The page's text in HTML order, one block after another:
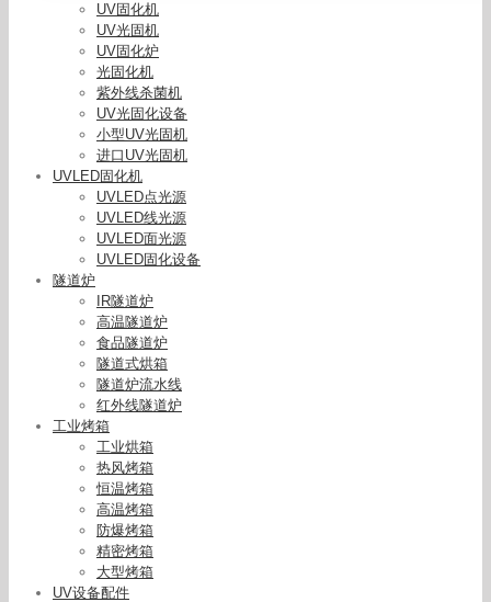
UV固化机
UV光固机
UV固化炉
光固化机
紫外线杀菌机
UV光固化设备
小型UV光固机
进口UV光固机
UVLED固化机
UVLED点光源
UVLED线光源
UVLED面光源
UVLED固化设备
隧道炉
IR隧道炉
高温隧道炉
食品隧道炉
隧道式烘箱
隧道炉流水线
红外线隧道炉
工业烤箱
工业烘箱
热风烤箱
恒温烤箱
高温烤箱
防爆烤箱
精密烤箱
大型烤箱
UV设备配件